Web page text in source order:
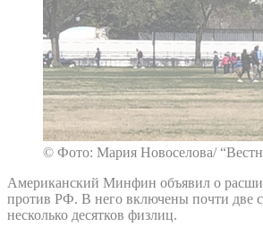
© Фото: Мария Новоселова/
Американский Минфин объявил о
против РФ. В него включены почти две
несколько десятков физлиц.